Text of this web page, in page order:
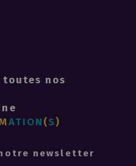
toutes nos
ATION(S)
newsletter